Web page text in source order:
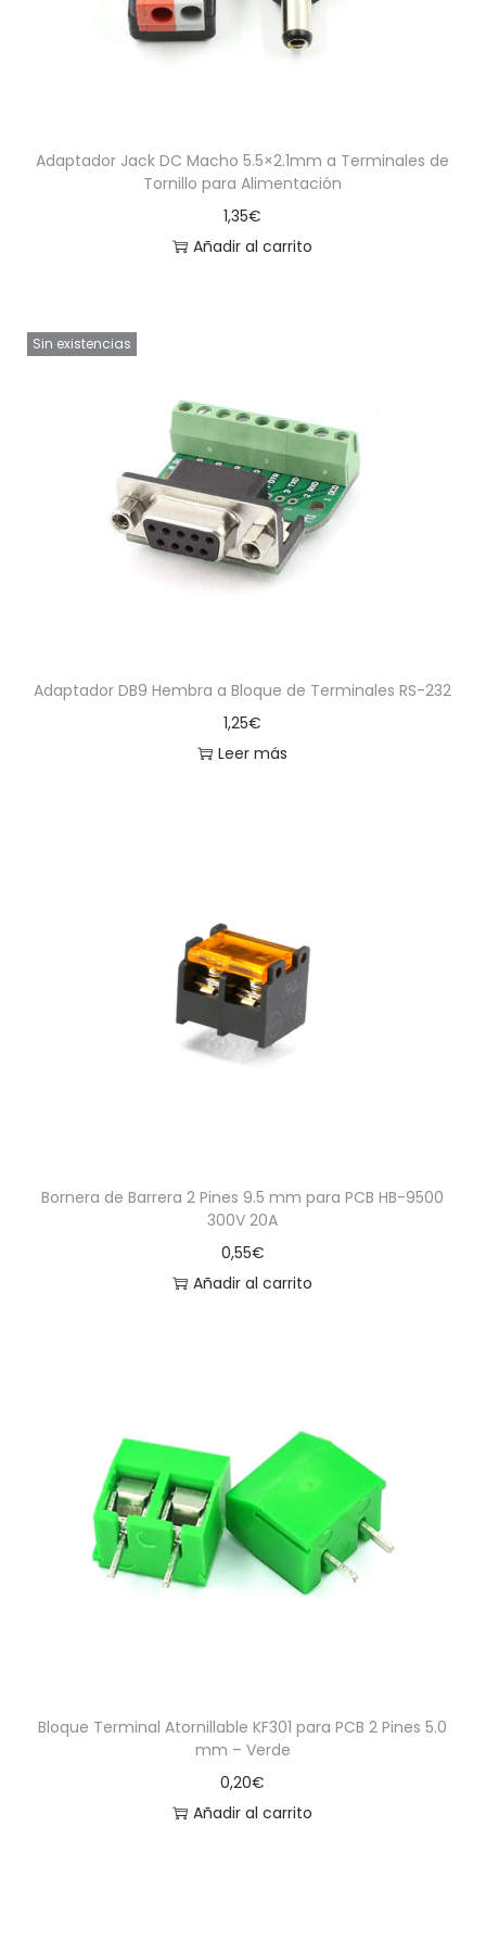
Adaptador Jack DC Macho 5.5×2.1mm a Terminales de
Tornillo para Alimentación
1,35€
Añadir al carrito
Sin existencias
Adaptador DB9 Hembra a Bloque de Terminales RS-232
1,25€
Leer más
Bornera de Barrera 2 Pines 9.5 mm para PCB HB-9500
300V 20A
0,55€
Añadir al carrito
Bloque Terminal Atornillable KF301 para PCB 2 Pines 5.0
mm – Verde
0,20€
Añadir al carrito